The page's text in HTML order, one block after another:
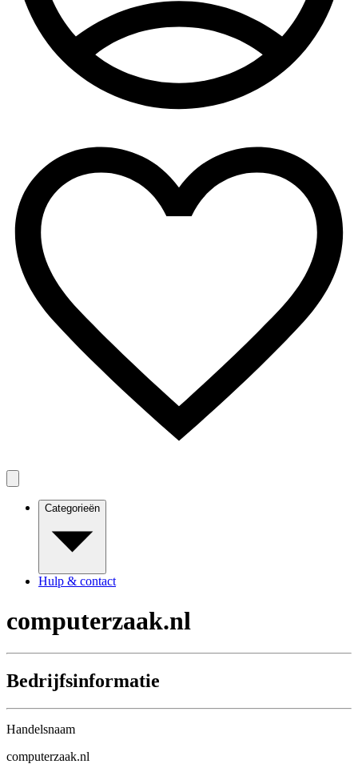
Categorieën
Hulp & contact
computerzaak.nl
Bedrijfsinformatie
Handelsnaam
computerzaak.nl